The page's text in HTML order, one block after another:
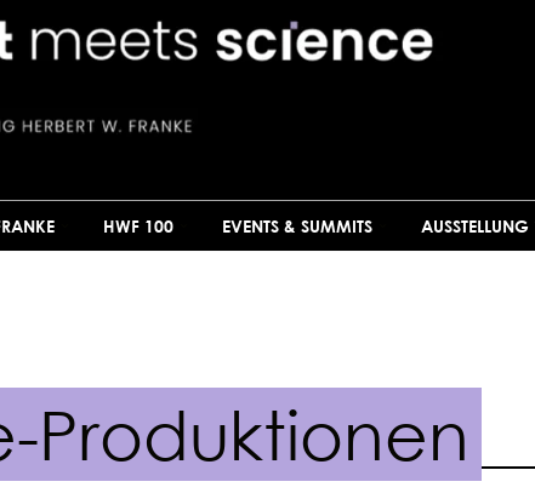
HWF 100 EVENTS & SUMMITS
Produktionen